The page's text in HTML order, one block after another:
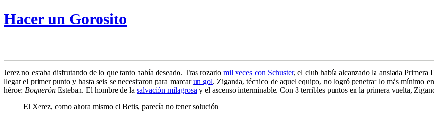
Hacer un Gorosito
Jerez no estaba disfrutando de lo que tanto había deseado. Tras rozarlomil veces con Schuster, el club había alcanzado la ansiada Primera
llegarel primer punto y hasta seis se necesitaron para marcarun gol. Ziganda, técnico de aquel equipo, no logró penetrar lo más mínimo
héroe: Boquerón Esteban. El hombre de la salvación milagrosa y el ascenso interminable. Con 8 terribles puntos en la primera vuelta,
El Xerez, como ahora mismo el Betis, parecía no tener solución